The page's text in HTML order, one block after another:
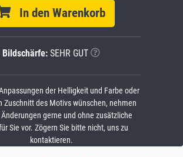
In den Warenkorb
Bildschärfe: SEHR GUT
der Helligkeit und Farbe oder
Zuschnitt des Motivs wünschen, nehmen
gerne und ohne zusätzliche
Sie vor. Zögern Sie bitte nicht, uns zu
kontaktieren.